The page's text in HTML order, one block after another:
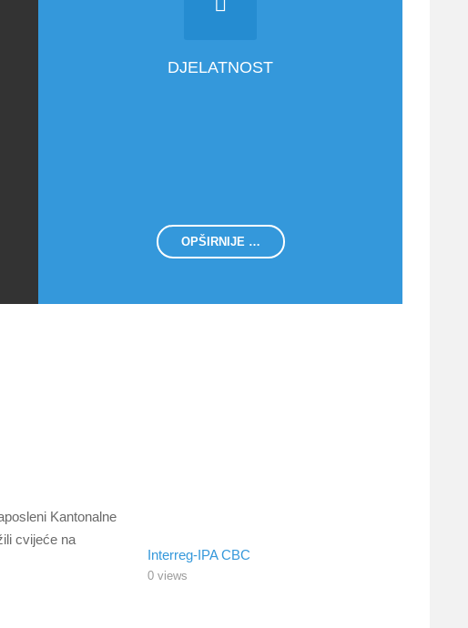
DJELATNOST
OPŠIRNIJE …
Kantonalne
cvijeće na
Interreg-IPA CBC
0 views